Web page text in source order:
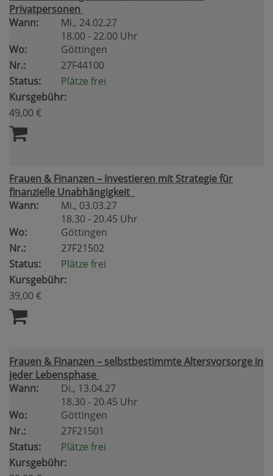
Privatpersonen
Wann:
Mi., 24.02.27
18.00 - 22.00 Uhr
Wo:
Göttingen
Nr.:
27F44100
Status:
Plätze frei
Kursgebühr:
49,00 €
Frauen & Finanzen – Investieren mit Strategie für
finanzielle Unabhängigkeit
Wann:
Mi., 03.03.27
18.30 - 20.45 Uhr
Wo:
Göttingen
Nr.:
27F21502
Status:
Plätze frei
Kursgebühr:
39,00 €
Frauen & Finanzen – selbstbestimmte Altersvorsorge in
jeder Lebensphase
Wann:
Di., 13.04.27
18.30 - 20.45 Uhr
Wo:
Göttingen
Nr.:
27F21501
Status:
Plätze frei
Kursgebühr: